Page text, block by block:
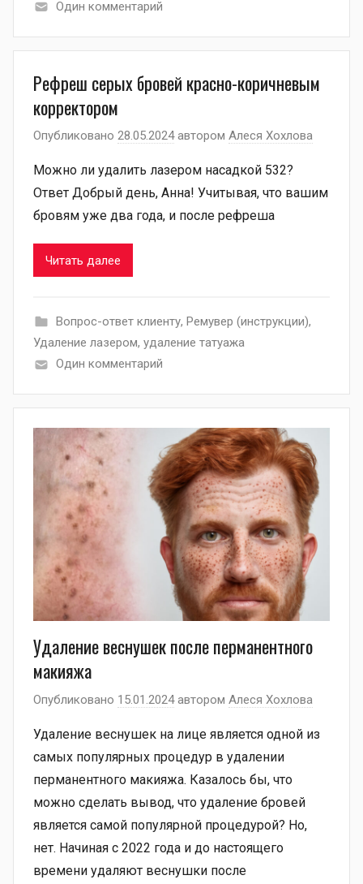
Один комментарий
Рефреш серых бровей красно-коричневым
корректором
Опубликовано 28.05.2024автором Алеся Хохлова
Можно ли удалить лазером насадкой 532?
Ответ Добрый день, Анна! Учитывая, что вашим
бровям уже два года, и после рефреша
Читать далее
Вопрос-ответ клиенту, Ремувер (инструкции),
Удаление лазером, удаление татуажа
Один комментарий
Удаление веснушек после перманентного
макияжа
Опубликовано 15.01.2024автором Алеся Хохлова
Удаление веснушек на лице является одной из
самых популярных процедур в удалении
перманентного макияжа. Казалось бы, что
можно сделать вывод, что удаление бровей
является самой популярной процедурой? Но,
нет. Начиная с 2022 года и до настоящего
времени удаляют веснушки после